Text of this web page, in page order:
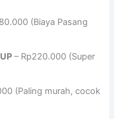
(Biaya Pasang
– Rp220.000 (Super
(Paling murah, cocok